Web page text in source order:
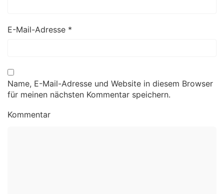
E-Mail-Adresse *
Name, E-Mail-Adresse und Website in diesem Browser
für meinen nächsten Kommentar speichern.
Kommentar